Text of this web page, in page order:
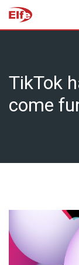
Skip
TikTok
come